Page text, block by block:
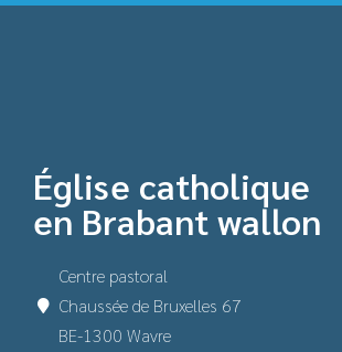
Église catholique
en Brabant wallon
Centre pastoral
Chaussée de Bruxelles 67
BE-1300 Wavre